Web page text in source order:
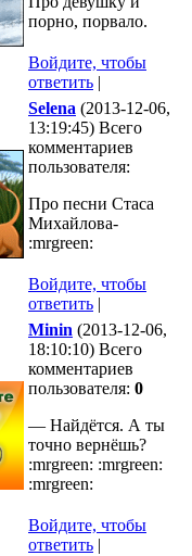
порно, порвало.
Войдите, чтобы
ответить |
Selena (2013-12-06,
13:19:45) Всего
комментариев
пользователя:
Про песни Стаса
Михайлова-
:mrgreen:
Войдите, чтобы
ответить |
Minin (2013-12-06,
18:10:10) Всего
комментариев
пользователя: 0
— Найдётся. А ты
точно вернёшь?
:mrgreen: :mrgreen:
:mrgreen:
Войдите, чтобы
ответить |